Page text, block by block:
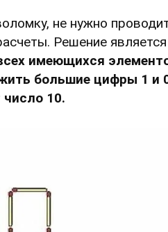
не нужно
Решение является
имеющихся
большие цифры 1 и
10.